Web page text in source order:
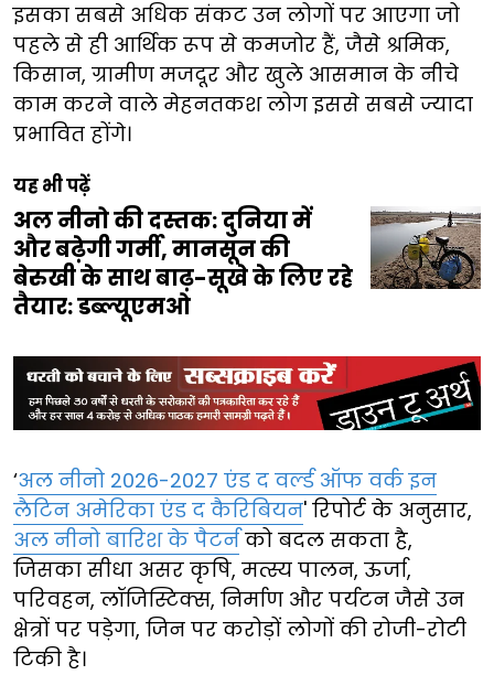
इसका सबसे अधिक संकट उन लोगों पर आएगा जो
पहले से ही आर्थिक रूप से कमजोर हैं, जैसे श्रमिक,
किसान, ग्रामीण मजदूर और खुले आसमान के नीचे
काम करने वाले मेहनतकश लोग इससे सबसे ज्यादा
प्रभावित होंगे।
यह भी पढ़ें
अल नीनो की दस्तक: दुनिया में
और बढ़ेगी गर्मी, मानसून की
बेरुखी के साथ बाढ़-सूखे के लिए रहे
तैयार: डब्ल्यूएमओ
‘अल नीनो 2026-2027 एंड द वर्ल्ड ऑफ वर्क इन
लैटिन अमेरिका एंड द कैरिबियन' रिपोर्ट के अनुसार,
अल नीनो बारिश के पैटर्न को बदल सकता है,
जिसका सीधा असर कृषि, मत्स्य पालन, ऊर्जा,
परिवहन, लॉजिस्टिक्स, निर्माण और पर्यटन जैसे उन
क्षेत्रों पर पड़ेगा, जिन पर करोड़ों लोगों की रोजी-रोटी
टिकी है।